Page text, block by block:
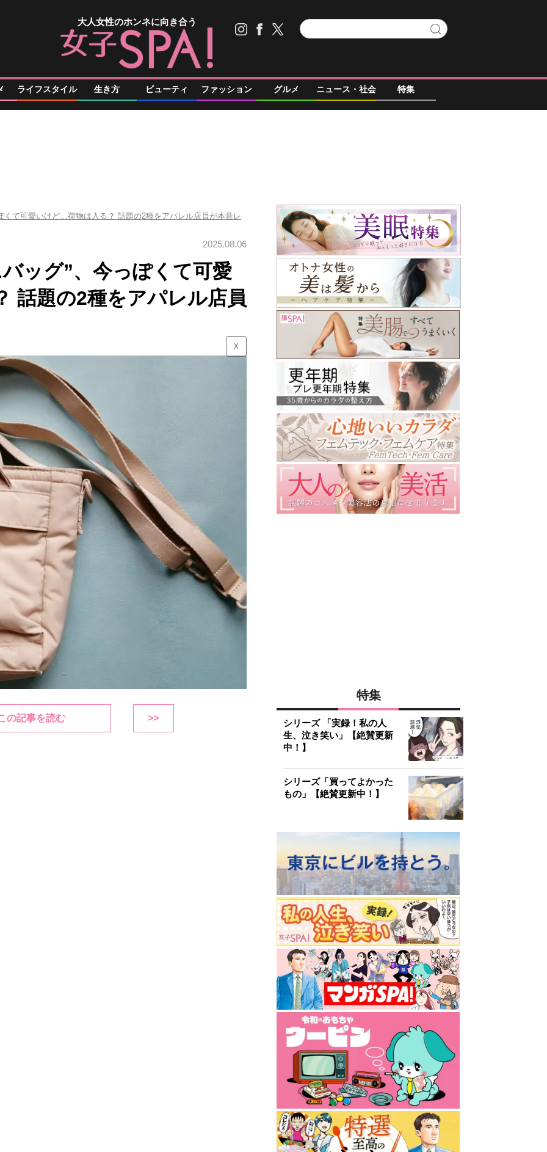
大人女性のホンネに向き合う
ライフスタイル 生き方 ビューティ ファッション グルメ ニュース・社会 特集
くて可愛いけど…荷物は入る？ 話題の2種をアパレル店員が本音レ
2025.08.06
ッグ”、今っぽくて可愛
話題の2種をアパレル店員
☓
の記事を読む >>
特集
シリーズ 「実録！私の人
生、泣き笑い」【絶賛更新
中！】
シリーズ「買ってよかった
もの」【絶賛更新中！】